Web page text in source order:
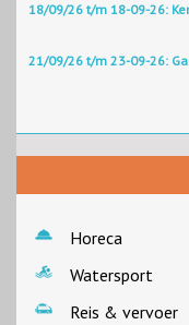
18/09/26 t/m 18-09-26:
21/09/26 t/m 23-09-26:
Horeca
Watersport
Reis & vervoer